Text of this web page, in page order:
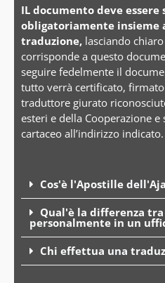
IL documento deve essere
obligatoriamente insieme
traduzione, lasciando
corrisponde a questo
seguire fedelmente il
tutto verrà certificato,
traduttore giurato
esteri e della Cooperazione
cartaceo all’indirizzo indicato.
Cos'è l'Apostille
Qual'è la differenza
personalmente in un
Chi effettua una